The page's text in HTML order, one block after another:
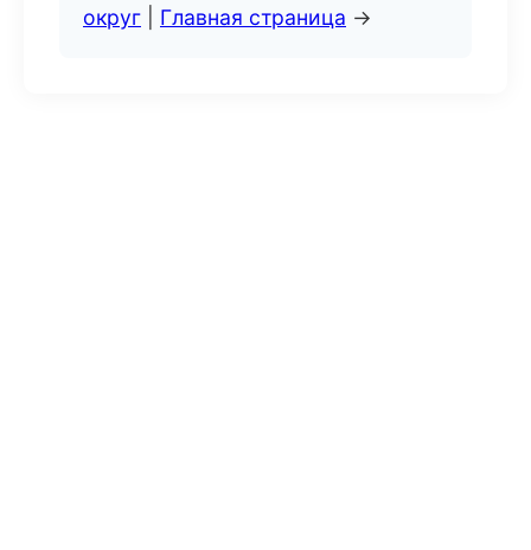
округ
Главная страница →